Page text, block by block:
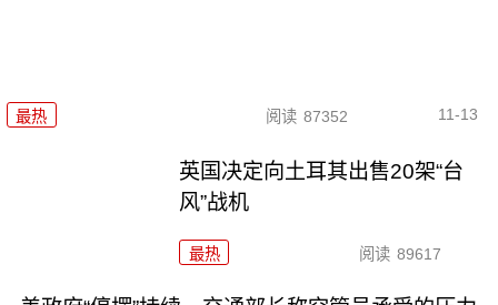
最热 阅读 87352 11-13
英国决定向土耳其出售20架“台
风”战机
最热 阅读 89617